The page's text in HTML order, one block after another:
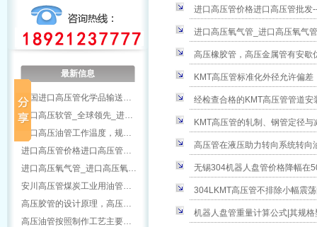
最新信息
美国进口高压管化学品输送…
进口高压软管_全球领先_进…
进口高压油管工作温度，规…
进口高压管价格进口高压管…
进口高压氧气管_进口高压氧…
安川高压管煤炭工业用油管…
高压胶管的设计原理，高压…
高压油管按照制作工艺主要…
进口高压管价格进口高压管批
进口高压氧气管_进口高压氧气
高压橡胶管，高压金属管有安歇
KMT高压管标准化外径允许偏差
经检查合格的KMT高压管管道安
KMT高压管的轧制、钢管定径
高压管在液压助力转向系统转向
无锡304机器人盘管价格降幅在
304LKMT高压管不排除小幅震
机器人盘管重量计算公式|其规